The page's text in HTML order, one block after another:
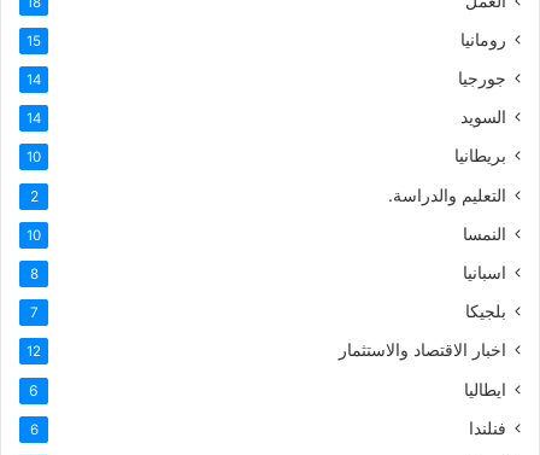
رومانيا 15
جورجيا 14
السويد 14
بريطانيا 10
التعليم والدراسة. 2
النمسا 10
اسبانيا 8
بلجيكا 7
اخبار الاقتصاد والاستثمار 12
ايطاليا 6
فنلندا 6